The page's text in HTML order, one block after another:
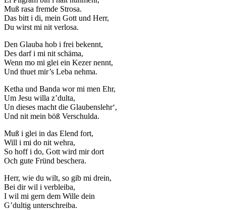
Muß rasa fremde Strosa.
Das bitt i di, mein Gott und Herr,
Du wirst mi nit verlosa.
Den Glauba hob i frei bekennt,
Des darf i mi nit schäma,
Wenn mo mi glei ein Kezer nennt,
Und thuet mir’s Leba nehma.
Ketha und Banda wor mi men Ehr,
Um Jesu willa z’dulta,
Un dieses macht die Glaubenslehr‘,
Und nit mein böß Verschulda.
Muß i glei in das Elend fort,
Will i mi do nit wehra,
So hoff i do, Gott wird mir dort
Och gute Fründ beschera.
Herr, wie du wilt, so gib mi drein,
Bei dir wil i verbleiba,
I wil mi gern dem Wille dein
G’dultig unterschreiba.